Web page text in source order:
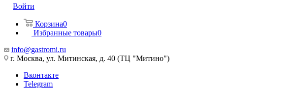
Войти
Корзина0
Избранные товары0
info@gastromi.ru
г. Москва, ул. Митинская, д. 40 (ТЦ "Митино")
Вконтакте
Telegram